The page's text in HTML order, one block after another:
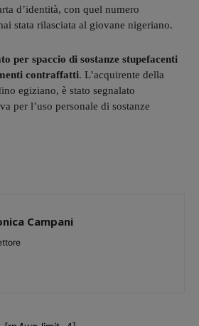
d’identità, con quel numero
stata rilasciata al giovane nigeriano.
per spaccio di sostanze stupefacenti
contraffatti. L’acquirente della
egiziano, è stato segnalato
per l’uso personale di sostanze
Campani